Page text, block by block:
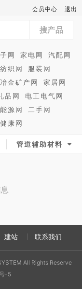
会员中心 退出
搜产品
网 家电网
汽配网
纺织网
服装网
冶金矿产网
家居网
品网
电工电气网
能源网
二手网
健康网
管道辅助材料
建站 联系我们
All Rights Reserve
-5